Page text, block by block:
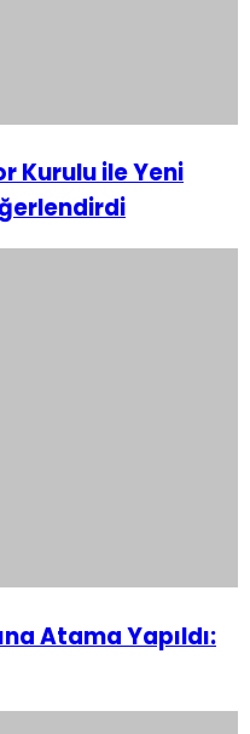
Kurulu ile Yeni
Atama Yapıldı: